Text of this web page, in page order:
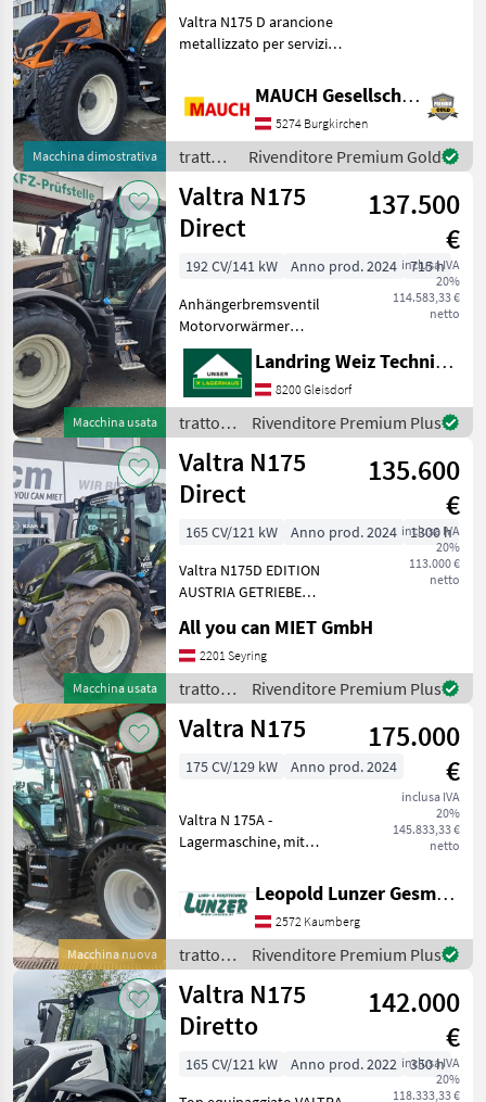
Macchina dimostrativa
Valtra N175 D arancione
metallizzato per servizi
laterali meccanici dei bracci
inferiori - Preriscaldamento
motore - Presa di forza ant
MAUCH Gesellschaft m.b.H. & Co.KG
5274 Burgkirchen
trattori
/ Valtra
Rivenditore Premium Gold
Macchina usata
Valtra N175
Direct
137.500
€
inclusa IVA
20%
114.583,33 €
netto
192 CV/141 kW Anno prod. 2024
715 h
Anhängerbremsventil
Motorvorwärmer
Fronthydraulik mit 3
doppelwirkenden
Steuergeräten vorne 5
doppelwirkende
Steuergeräte hinten
trazione: Trazione integrale,
Camb
Landring Weiz Technikzentrum Süd
8200 Gleisdorf
trattori
/ Valtra
Rivenditore Premium Plus
Macchina usata
Valtra N175
Direct
135.600
€
inclusa IVA
20%
113.000 €
netto
165 CV/121 kW Anno prod. 2024
1300 h
Valtra N175D EDITION
AUSTRIA GETRIEBE
km/h Getriebe CVT
Zapfwelle 540/540E/1000
U/min ZW Stummel 6-
Zähne 35 mm Sigma Power
Zapf
All you can MIET GmbH
2201 Seyring
trattori
/ Valtra
Rivenditore Premium Plus
Macchina nuova
Valtra N175
175.000
€
inclusa IVA
20%
145.833,33 €
netto
175 CV/129 kW Anno prod. 2024
Valtra N 175A -
Lagermaschine, mit
540E/1000 + Wegzapfwelle,
Rückfahreinrichtung,
Luftsitz, hydr. Bremsventil,
druc
Leopold Lunzer GesmbH
2572 Kaumberg
trattori
/ Valtra
Rivenditore Premium Plus
Valtra N175
Diretto
142.000
€
inclusa IVA
20%
118.333,33 €
165 CV/121 kW Anno prod. 2022
350 h